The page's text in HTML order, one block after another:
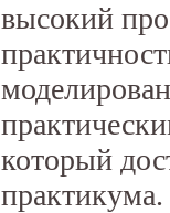
высокий
который